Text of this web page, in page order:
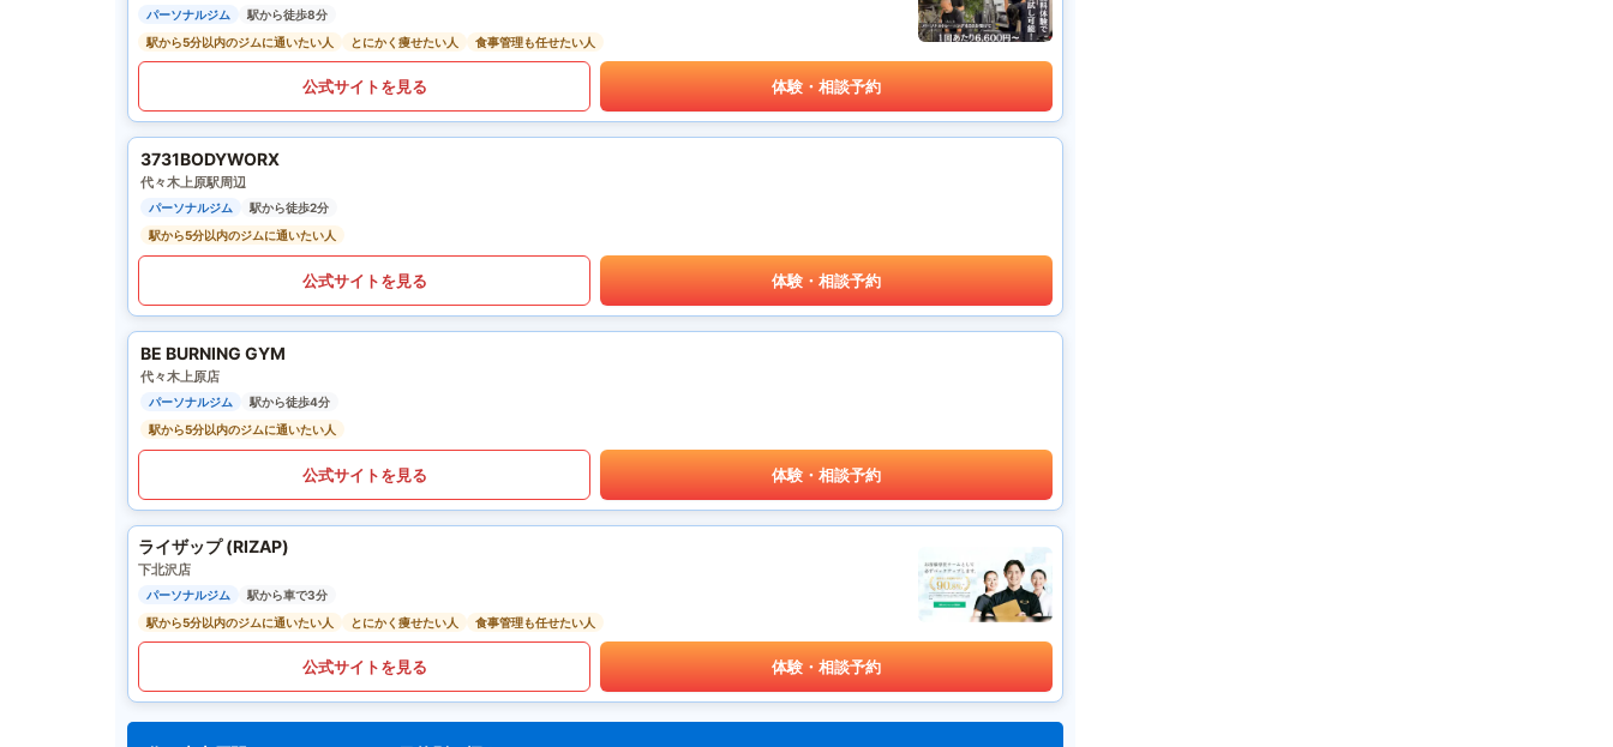
パーソナルジム
駅から徒歩8分
駅から5分以内のジムに通いたい人
とにかく痩せたい人 食事管理も任せたい人
公式サイトを見る 体験・相談予約
3731BODYWORX
代々木上原駅周辺
パーソナルジム
駅から徒歩2分
駅から5分以内のジムに通いたい人
公式サイトを見る 体験・相談予約
BE BURNING GYM
代々木上原店
パーソナルジム
駅から徒歩4分
駅から5分以内のジムに通いたい人
公式サイトを見る 体験・相談予約
ライザップ (RIZAP)
下北沢店
パーソナルジム
駅から車で3分
駅から5分以内のジムに通いたい人
とにかく痩せたい人 食事管理も任せたい人
公式サイトを見る 体験・相談予約